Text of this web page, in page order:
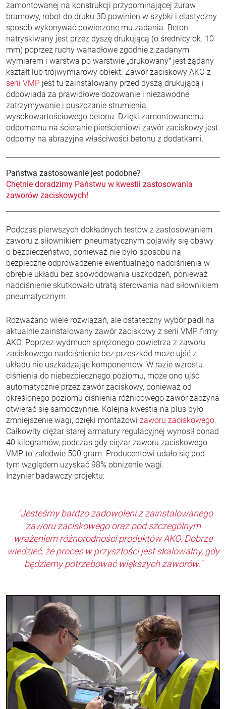
zamontowanej na konstrukcji przypominającej żuraw
bramowy, robot do druku 3D powinien w szybki i elastyczny
sposób wykonywać powierzone mu zadania. Beton
natryskiwany jest przez dyszę drukującą (o średnicy ok. 10
mm) poprzez ruchy wahadłowe zgodnie z zadanym
wymiarem i warstwa po warstwie „drukowany” jest żądany
kształt lub trójwymiarowy obiekt. Zawór zaciskowy AKO z
serii VMP jest tu zainstalowany przed dyszą drukującą i
odpowiada za prawidłowe dozowanie i niezawodne
zatrzymywanie i puszczanie strumienia
wysokowartościowego betonu. Dzięki zamontowanemu
odpornemu na ścieranie pierścieniowi zawór zaciskowy jest
odporny na abrazyjne właściwości betonu z dodatkami.
Państwa zastosowanie jest podobne?
Chętnie doradzimy Państwu w kwestii zastosowania
zaworów zaciskowych!
Podczas pierwszych dokładnych testów z zastosowaniem
zaworu z siłownikiem pneumatycznym pojawiły się obawy
o bezpieczeństwo, ponieważ nie było sposobu na
bezpieczne odprowadzenie ewentualnego nadciśnienia w
obrębie układu bez spowodowania uszkodzeń, ponieważ
nadciśnienie skutkowało utratą sterowania nad siłownikiem
pneumatycznym.
Rozważano wiele rozwiązań, ale ostateczny wybór padł na
aktualnie zainstalowany zawór zaciskowy z serii VMP firmy
AKO. Poprzez wydmuch sprężonego powietrza z zaworu
zaciskowego nadciśnienie bez przeszkód może ujść z
układu nie uszkadzając komponentów. W razie wzrostu
ciśnienia do niebezpiecznego poziomu, może ono ujść
automatycznie przez zawór zaciskowy, ponieważ od
określonego poziomu ciśnienia różnicowego zawór zaczyna
otwierać się samoczynnie. Kolejną kwestią na plus było
zmniejszenie wagi, dzięki montażowi zaworu zaciskowego.
Całkowity ciężar starej armatury regulacyjnej wynosił ponad
40 kilogramów, podczas gdy ciężar zaworu zaciskowego
VMP to zaledwie 500 gram. Producentowi udało się pod
tym względem uzyskać 98% obniżenie wagi.
Inżynier badawczy projektu:
"Jesteśmy bardzo zadowoleni z zainstalowanego
zaworu zaciskowego oraz pod szczególnym
wrażeniem różnorodności produktów AKO. Dobrze
wiedzieć, że proces w przyszłości jest skalowalny, gdy
będziemy potrzebować większych zaworów."